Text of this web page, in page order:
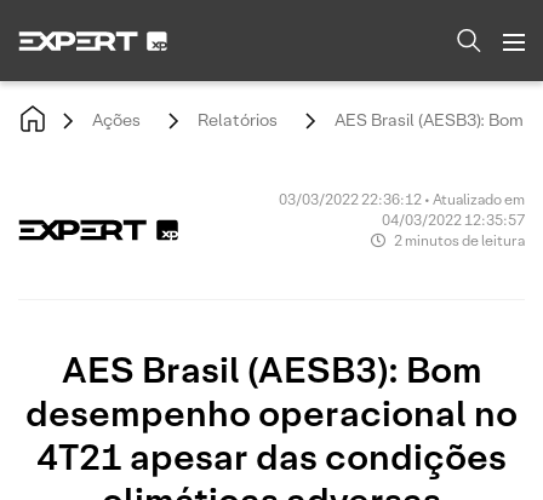
Ações Relatórios AES Brasil (AESB3): Bom
03/03/2022 22:36:12 • Atualizado em
04/03/2022 12:35:57
2 minutos de leitura
AES Brasil (AESB3): Bom
desempenho operacional no
4T21 apesar das condições